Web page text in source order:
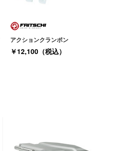
アクションクランポン
￥12,100（税込）